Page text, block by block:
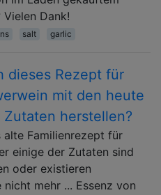
Vielen Dank!
salt garlic
dieses Rezept für
mit den heute
herstellen?
alte Familienrezept für
einige der Zutaten sind
oder existieren
mehr ... Essenz von